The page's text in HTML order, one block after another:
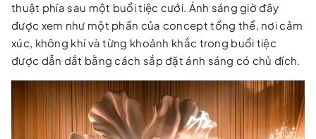
thuật phía sau một buổi tiệc cưới. Ánh sáng giờ đây
được xem như một phần của concept tổng thể, nơi cảm
xúc, không khí và từng khoảnh khắc trong buổi tiệc
được dẫn dắt bằng cách sắp đặt ánh sáng có chủ đích.